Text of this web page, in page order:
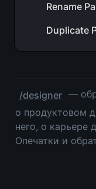
Rename
Duplicate
/designer —
о продуктовом
него, о карьере
Опечатки и